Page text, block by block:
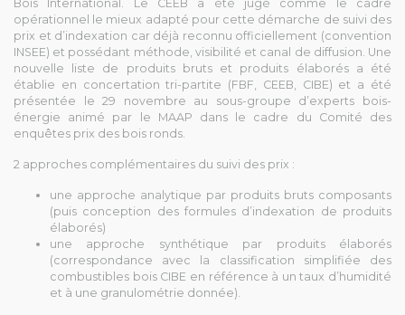
Bois International. Le CEEB a été jugé comme le cadre
opérationnel le mieux adapté pour cette démarche de suivi des
prix et d’indexation car déjà reconnu officiellement (convention
INSEE) et possédant méthode, visibilité et canal de diffusion. Une
nouvelle liste de produits bruts et produits élaborés a été
établie en concertation tri-partite (FBF, CEEB, CIBE) et a été
présentée le 29 novembre au sous-groupe d’experts bois-
énergie animé par le MAAP dans le cadre du Comité des
enquêtes prix des bois ronds.
2 approches complémentaires du suivi des prix :
une approche analytique par produits bruts composants
(puis conception des formules d’indexation de produits
élaborés)
une approche synthétique par produits élaborés
(correspondance avec la classification simplifiée des
combustibles bois CIBE en référence à un taux d’humidité
et à une granulométrie donnée).